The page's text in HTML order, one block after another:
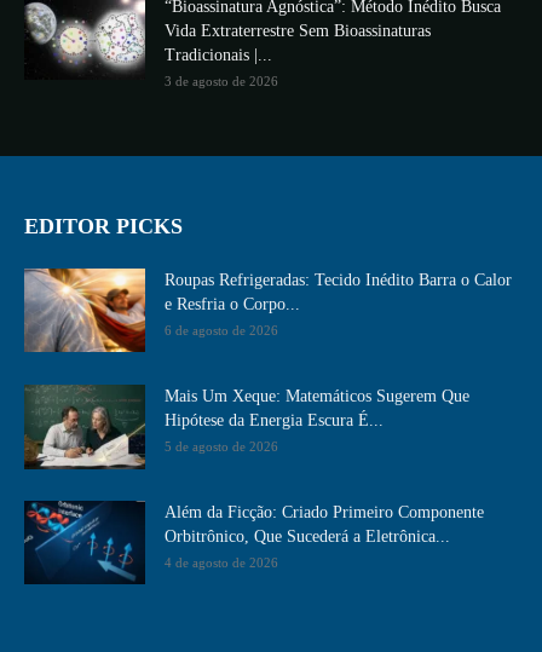
“Bioassinatura Agnóstica”: Método Inédito Busca
Vida Extraterrestre Sem Bioassinaturas
Tradicionais |...
3 de agosto de 2026
EDITOR PICKS
Roupas Refrigeradas: Tecido Inédito Barra o Calor
e Resfria o Corpo...
6 de agosto de 2026
Mais Um Xeque: Matemáticos Sugerem Que
Hipótese da Energia Escura É...
5 de agosto de 2026
Além da Ficção: Criado Primeiro Componente
Orbitrônico, Que Sucederá a Eletrônica...
4 de agosto de 2026